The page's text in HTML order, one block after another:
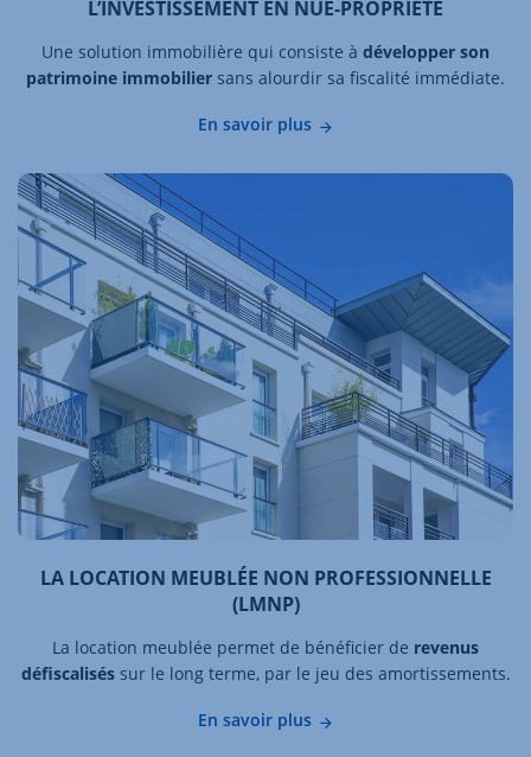
L’INVESTISSEMENT EN NUE-PROPRIÉTÉ
Une solution immobilière qui consiste à développer son
patrimoine immobilier sans alourdir sa fiscalité immédiate.
En savoir plus
LA LOCATION MEUBLÉE NON PROFESSIONNELLE
(LMNP)
La location meublée permet de bénéficier de revenus
défiscaliséssur le long terme, par le jeu des amortissements.
En savoir plus